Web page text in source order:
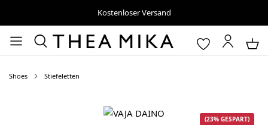
Kostenloser Versand
Shoes Stiefeletten
Bildergalerie überspringen
(23% GESPART)